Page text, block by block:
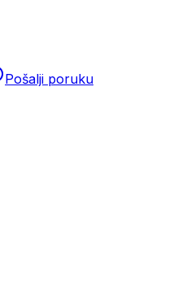
Pošalji poruku